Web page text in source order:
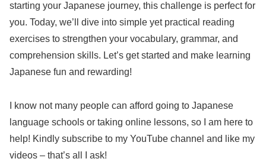
starting your Japanese journey, this challenge is perfect for
you. Today, we’ll dive into simple yet practical reading
exercises to strengthen your vocabulary, grammar, and
comprehension skills. Let’s get started and make learning
Japanese fun and rewarding!
I know not many people can afford going to Japanese
language schools or taking online lessons, so I am here to
help! Kindly subscribe to my YouTube channel and like my
videos – that’s all I ask!